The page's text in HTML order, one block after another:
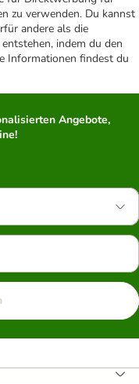
zu verwenden. Du kannst
andere als die
indem du den
Informationen findest du
Angebote,